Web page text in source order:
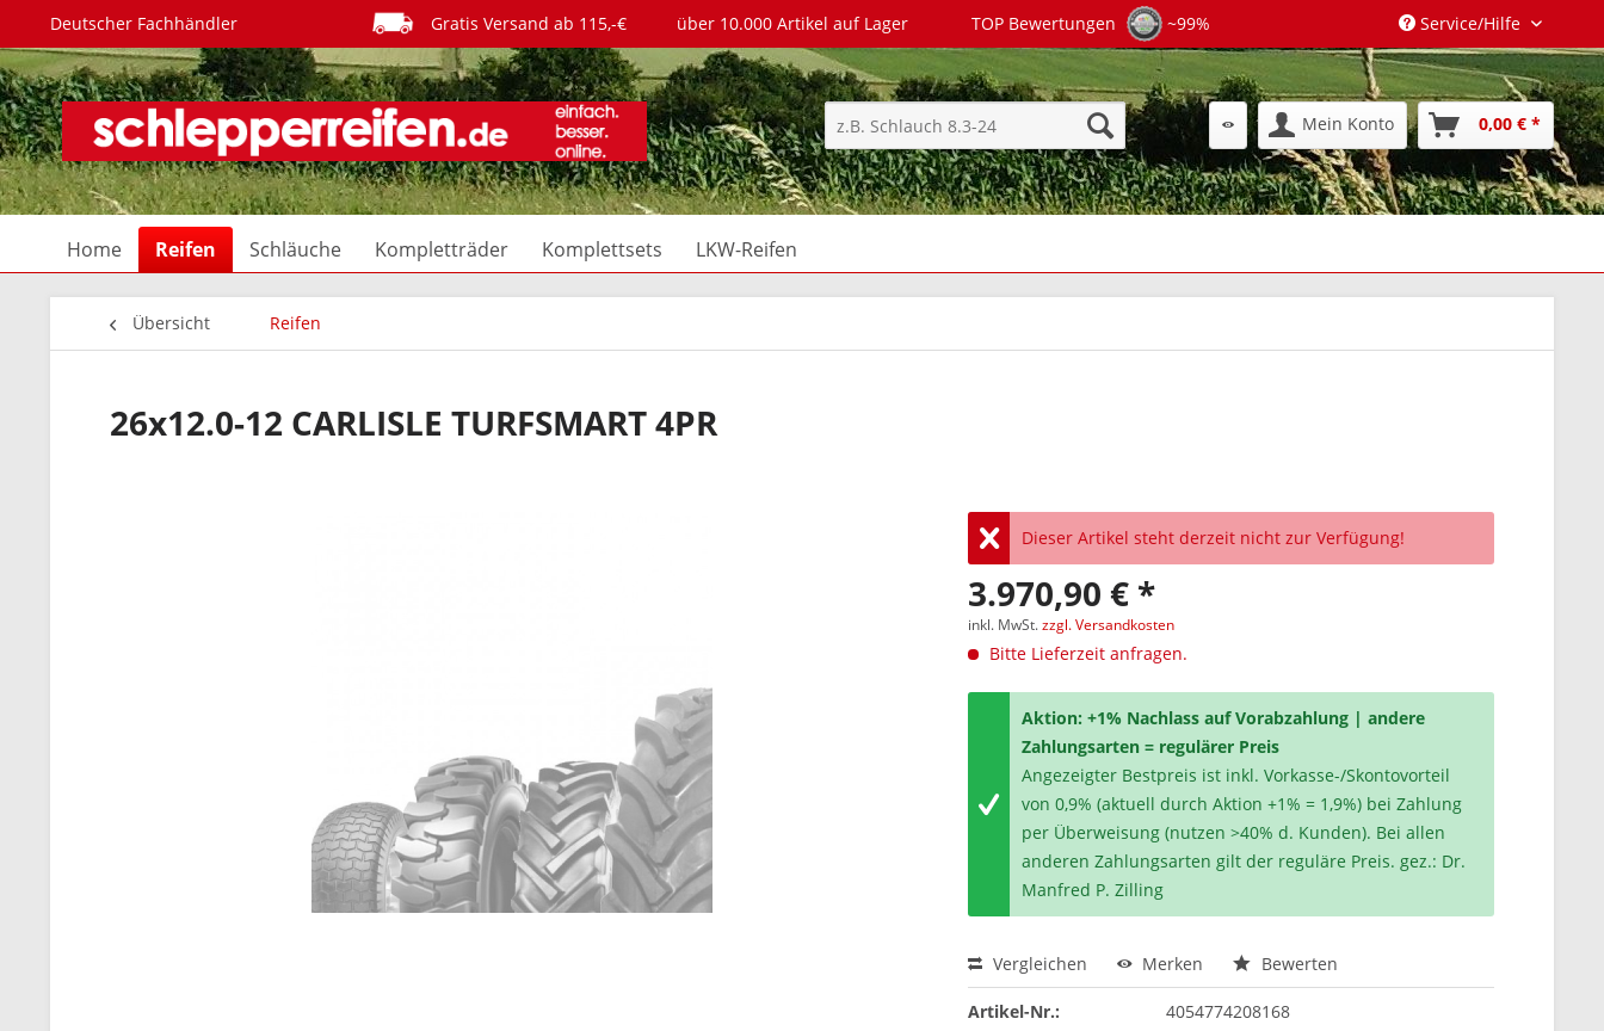
Deutscher Fachhändler Gratis Versand ab 115,-€ über 10.000 Artikel auf Lager TOP Bewertungen ~99% Service/Hilfe
Mein Konto 0,00 € *
Home Reifen Schläuche Kompletträder Komplettsets LKW-Reifen
Übersicht Reifen
26x12.0-12 CARLISLE TURFSMART 4PR
Dieser Artikel steht derzeit nicht zur Verfügung!
3.970,90 € *
inkl. MwSt.zzgl. Versandkosten
Bitte Lieferzeit anfragen.
Aktion: +1% Nachlass auf Vorabzahlung | andere
Zahlungsarten = regulärer Preis
Angezeigter Bestpreis ist inkl. Vorkasse-/Skontovorteil
von 0,9% (aktuell durch Aktion +1% = 1,9%) bei Zahlung
per Überweisung (nutzen >40% d. Kunden). Bei allen
anderen Zahlungsarten gilt der reguläre Preis. gez.: Dr.
Manfred P. Zilling
Vergleichen Merken Bewerten
Artikel-Nr.: 4054774208168